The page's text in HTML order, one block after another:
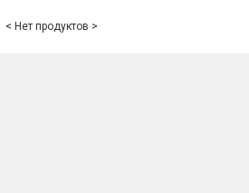
< Нет продуктов >